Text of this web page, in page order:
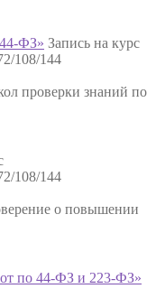
ФЗ» Запись на курс
108/144
проверки знаний по
108/144
о повышении
по 44-ФЗ и 223-ФЗ»